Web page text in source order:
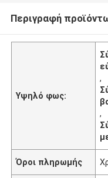
Περιγραφή
Υψηλό φως:
,
,
Όροι πληρωμής